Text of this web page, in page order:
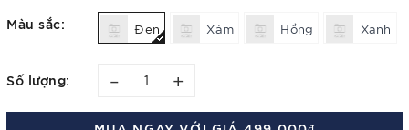
Màu sắc: Đen Xám Hồng Xanh
Số lượng: – +